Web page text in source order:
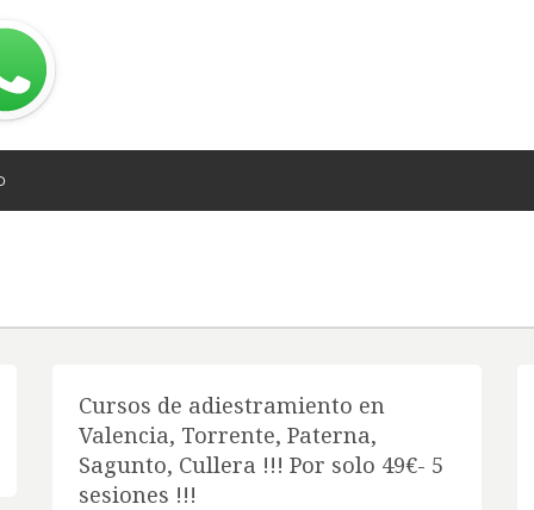
Cursos de adiestramiento en
Valencia, Torrente, Paterna,
Sagunto, Cullera !!! Por solo 49€- 5
sesiones !!!